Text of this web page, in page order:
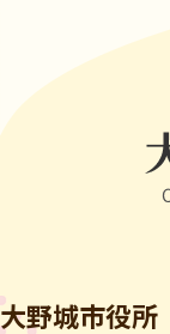
大野城市役所